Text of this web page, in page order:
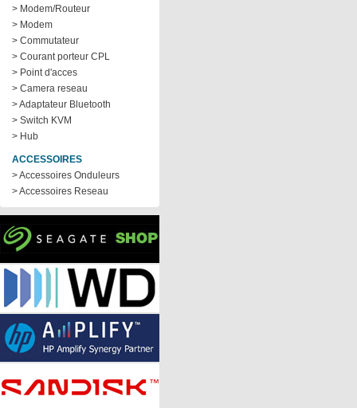
> Modem/Routeur
> Modem
> Commutateur
> Courant porteur CPL
> Point d'acces
> Camera reseau
> Adaptateur Bluetooth
> Switch KVM
> Hub
ACCESSOIRES
> Accessoires Onduleurs
> Accessoires Reseau